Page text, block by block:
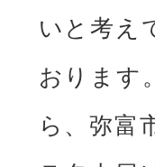
いと考え
おります
ら、弥富